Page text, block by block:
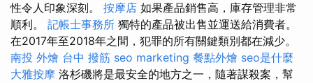
性令人印象深刻。 按摩店 如果產品銷售高，庫存管理非常
順利。 記帳士事務所 獨特的產品被出售並運送給消費者。
在2017年至2018年之間，犯罪的所有關鍵類別都在減少。
南投 外燴 台中 撥筋 seo marketing 餐點外燴 seo是什麼
大雅按摩 洛杉磯將是最安全的地方之一，隨著謀殺案，幫